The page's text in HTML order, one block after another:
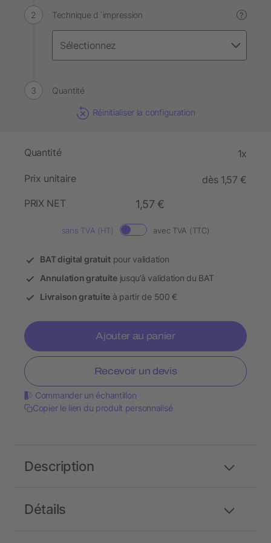
Technique d´impression ?
Quantité
Réinitialiser la configuration
Quantité 1x
Prix unitaire
dès 1,57 €
PRIX NET
1,57 €
sans TVA (HT) avec TVA (TTC)
BAT digital gratuitpour validation
Annulation gratuitejusqu’à validation du BAT
Livraison gratuite à partir de 500 €
Ajouter au panier
Recevoir un devis
Commander un échantillon
Copier le lien du produit personnalisé
Détails
Description